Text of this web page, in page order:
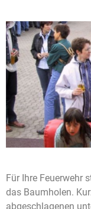
Für Ihre Feuerwehr
das Baumholen.
abgeschlagenen